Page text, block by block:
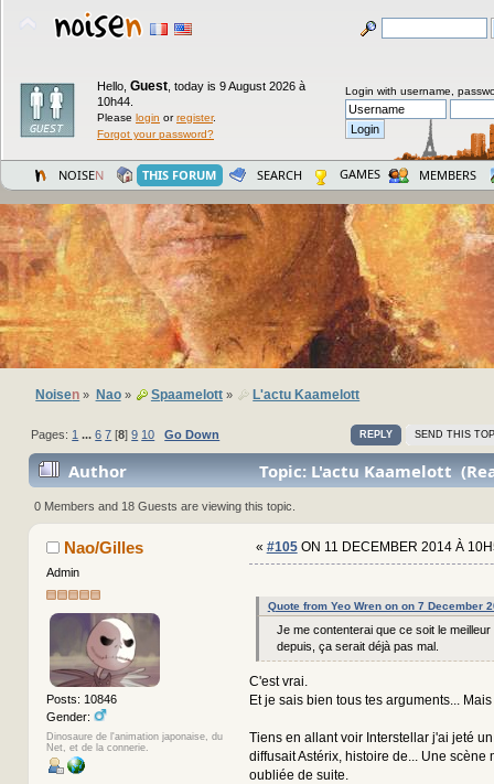
Hello, Guest today is 9 August 2026 à
10h44.
Please login orregister.
Forgot your password?
Login with username,
NOISEN THIS FORUM SEARCH GAMES MEMBERS
Noisen » Nao» Spaamelott» L'actu Kaamelott
REPLY SEND THIS
Pages: 1 ...6 7 [8]9 10 Go Down
Author
Topic: L'actu Kaamelott
times)
0 Members and 18 Guests are viewing this topic.
Nao/Gilles
Admin
Posts: 10846
Gender:
Dinosaure de l'animation japonaise, du
Net, et de la connerie.
« #105ON 11 DECEMBER 2014 À
Quote from Yeo Wren on on 7 December
Je me contenterai que ce soit le
depuis, ça serait déjà pas mal.
C'est vrai.
Et je sais bien tous tes arguments...
Tiens en allant voir Interstellar j'ai jeté
diffusait Astérix, histoire de... Une scène
oubliée de suite.